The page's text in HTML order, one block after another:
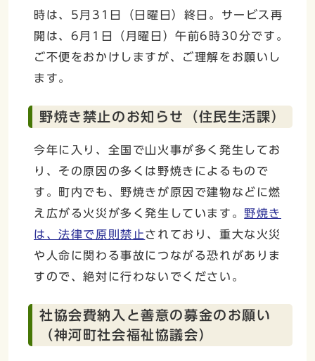
時は、5月31日（日曜日）終日。サービス再
開は、6月1日（月曜日）午前6時30分です。
ご不便をおかけしますが、ご理解をお願いし
ます。
野焼き禁止のお知らせ（住民生活課）
今年に入り、全国で山火事が多く発生してお
り、その原因の多くは野焼きによるもので
す。町内でも、野焼きが原因で建物などに燃
え広がる火災が多く発生しています。 野焼き
は、法律で原則禁止されており、重大な火災
や人命に関わる事故につながる恐れがありま
すので、絶対に行わないでください。
社協会費納入と善意の募金のお願い
（神河町社会福祉協議会）